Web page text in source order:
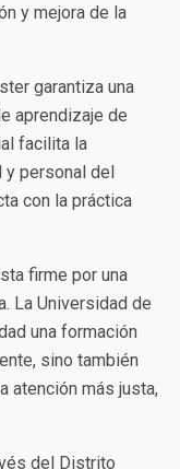
y mejora de la
garantiza una
aprendizaje de
facilita la
y personal del
con la práctica
firme por una
La Universidad de
una formación
sino también
atención más justa,
del Distrito